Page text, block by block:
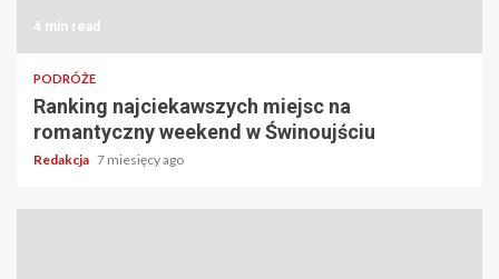
4 min read
PODRÓŻE
Ranking najciekawszych miejsc na
romantyczny weekend w Świnoujściu
Redakcja 7 miesięcy ago